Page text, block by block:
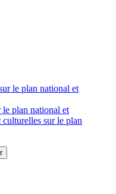
plan national et
sur le plan
DE LA HAAC N°0134/